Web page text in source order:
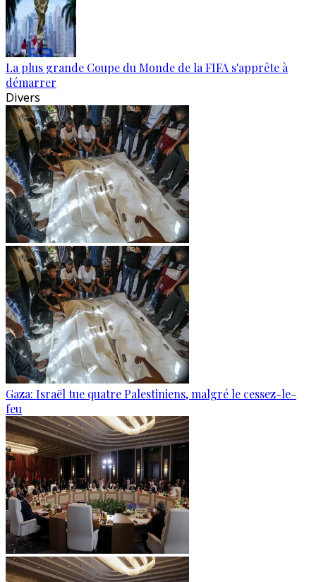
La plus grande Coupe du Monde de la FIFA s'apprête à
démarrer
Divers
Gaza: Israël tue quatre Palestiniens, malgré le cessez-le-
feu